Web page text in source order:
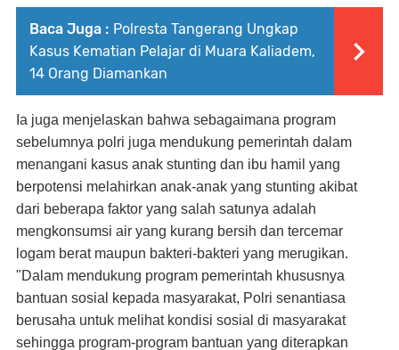
Baca Juga : Polresta Tangerang Ungkap
Kasus Kematian Pelajar di Muara Kaliadem,
14 Orang Diamankan
Ia juga menjelaskan bahwa sebagaimana program
sebelumnya polri juga mendukung pemerintah dalam
menangani kasus anak stunting dan ibu hamil yang
berpotensi melahirkan anak-anak yang stunting akibat
dari beberapa faktor yang salah satunya adalah
mengkonsumsi air yang kurang bersih dan tercemar
logam berat maupun bakteri-bakteri yang merugikan.
"Dalam mendukung program pemerintah khususnya
bantuan sosial kepada masyarakat, Polri senantiasa
berusaha untuk melihat kondisi sosial di masyarakat
sehingga program-program bantuan yang diterapkan